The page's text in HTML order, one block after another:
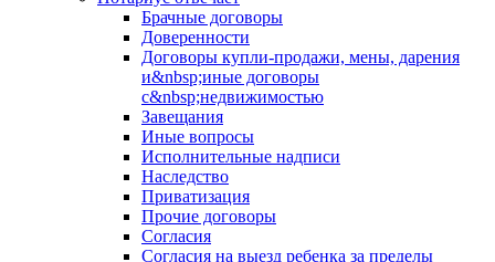
Брачные договоры
Доверенности
Договоры купли-продажи, мены, дарения
и&nbsp;иные договоры
с&nbsp;недвижимостью
Завещания
Иные вопросы
Исполнительные надписи
Наследство
Приватизация
Прочие договоры
Согласия
Согласия на выезд ребенка за пределы